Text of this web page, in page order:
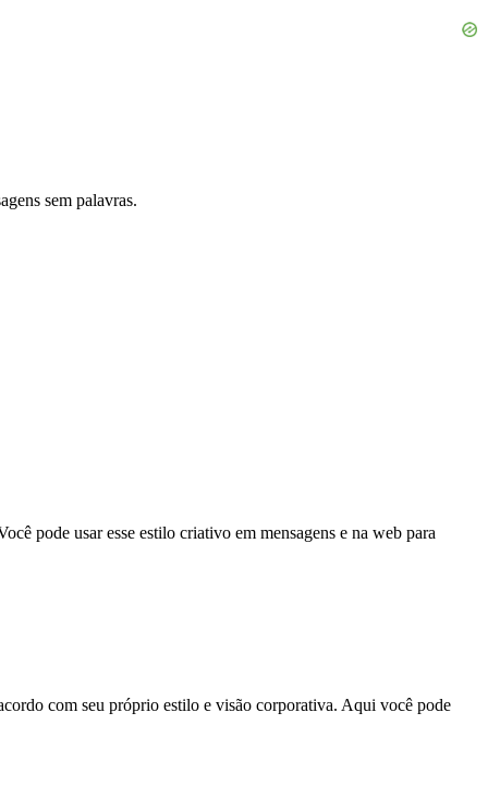
sem palavras.
pode usar esse estilo criativo em mensagens e na web para
com seu próprio estilo e visão corporativa. Aqui você pode